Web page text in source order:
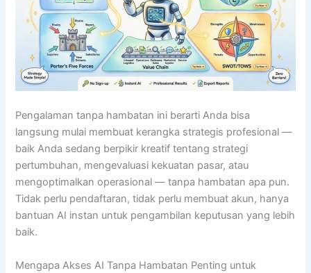
Pengalaman tanpa hambatan ini berarti Anda bisa
langsung mulai membuat kerangka strategis profesional —
baik Anda sedang berpikir kreatif tentang strategi
pertumbuhan, mengevaluasi kekuatan pasar, atau
mengoptimalkan operasional — tanpa hambatan apa pun.
Tidak perlu pendaftaran, tidak perlu membuat akun, hanya
bantuan AI instan untuk pengambilan keputusan yang lebih
baik.
Mengapa Akses AI Tanpa Hambatan Penting untuk